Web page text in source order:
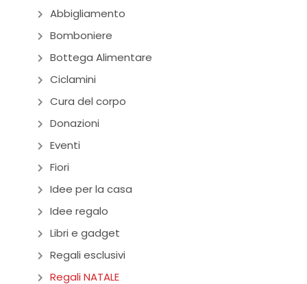
Abbigliamento
Bomboniere
Bottega Alimentare
Ciclamini
Cura del corpo
Donazioni
Eventi
Fiori
Idee per la casa
Idee regalo
Libri e gadget
Regali esclusivi
Regali NATALE